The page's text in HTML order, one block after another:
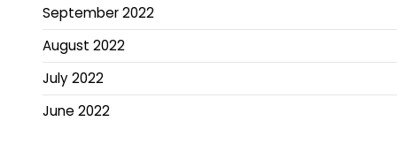
September 2022
August 2022
July 2022
June 2022